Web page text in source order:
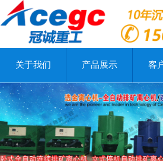
关于我们 产品展示 客